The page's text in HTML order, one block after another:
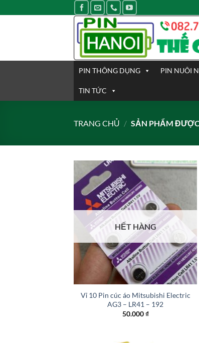
qua
PIN THÔNG DỤNG PIN NUÔI
TIN TỨC
TRANG CHỦ / SẢN PHẨM
HẾT HÀNG
Vỉ 10 Pin cúc áo Mitsubishi Electric
AG3 – LR41 – 192
50.000₫